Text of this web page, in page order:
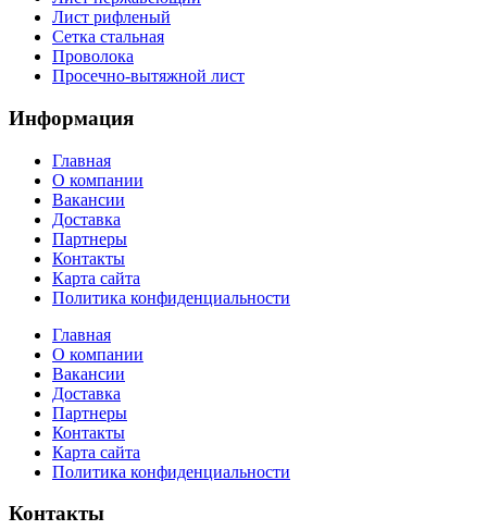
Лист рифленый
Сетка стальная
Проволока
Просечно-вытяжной лист
Информация
Главная
О компании
Вакансии
Доставка
Партнеры
Контакты
Карта сайта
Политика конфиденциальности
Главная
О компании
Вакансии
Доставка
Партнеры
Контакты
Карта сайта
Политика конфиденциальности
Контакты